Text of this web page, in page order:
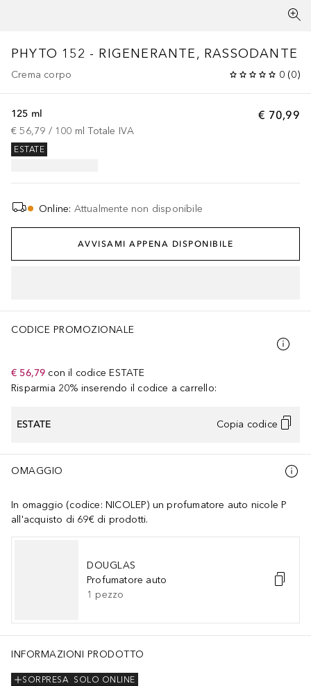
PHYTO 152 - RIGENERANTE, RASSODANTE
Crema corpo 0 (0)
€ 70,99
125 ml
€ 56,79 / 100 ml Totale IVA
ESTATE
Online: Attualmente non disponibile
AVVISAMI APPENA DISPONIBILE
CODICE PROMOZIONALE
€ 56,79 con il codice ESTATE
Risparmia 20% inserendo il codice a carrello:
ESTATE Copia codice
OMAGGIO
In omaggio (codice: NICOLEP) un profumatore auto nicole P
all'acquisto di 69€ di prodotti.
DOUGLAS
Profumatore auto
1 pezzo
INFORMAZIONI PRODOTTO
SOLO ONLINE
SORPRESA